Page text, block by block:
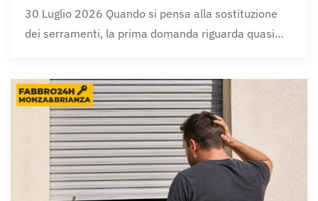
30 Luglio 2026 Quando si pensa alla sostituzione
dei serramenti, la prima domanda riguarda quasi…